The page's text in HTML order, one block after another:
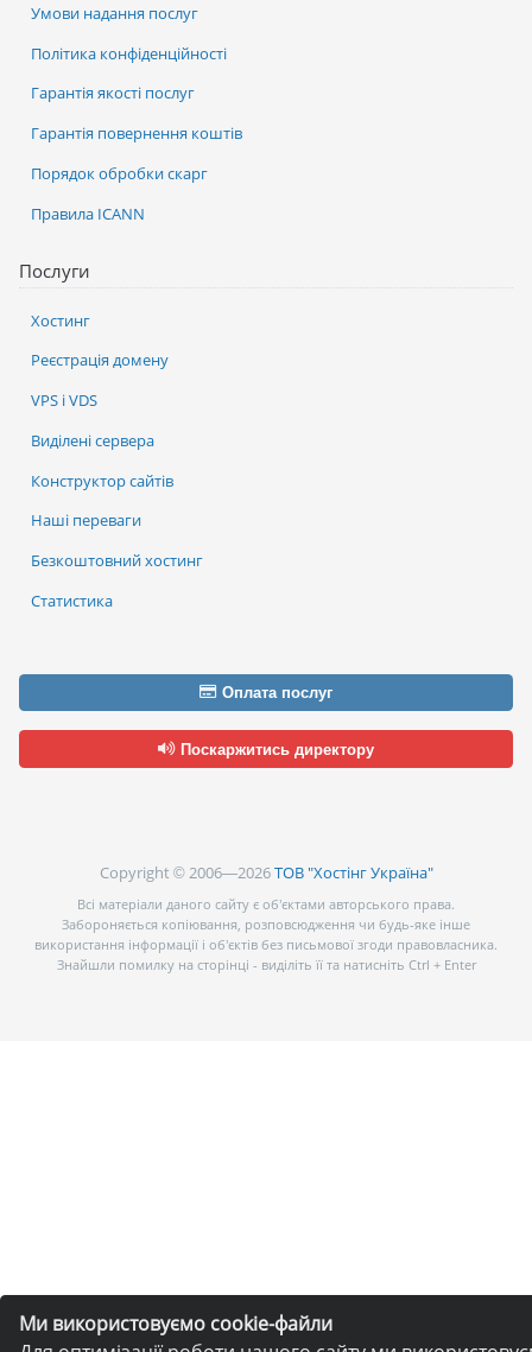
Ми використовуємо cookie-файли
Послуги
Хостинг
Реєстрація домену
VPS і VDS
Виділені сервера
Конструктор сайтів
Наші переваги
Безкоштовний хостинг
Статистика
Умови надання послуг
Політика конфіденційності
Гарантія якості послуг
Гарантія повернення коштів
Порядок обробки скарг
Правила ICANN
Оплата послуг
Поскаржитись директору
Copyright © 2006—2026ТОВ "Хостінг Україна"
Всі матеріали даного сайту є об’єктами авторського права.
Забороняється копіювання, розповсюдження чи будь-яке інше
використання інформації і об’єктів без письмової згоди правовласника.
Знайшли помилку на сторінці - виділіть її та натисніть Ctrl + Enter